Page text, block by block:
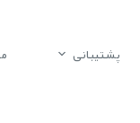
پشتیبانی